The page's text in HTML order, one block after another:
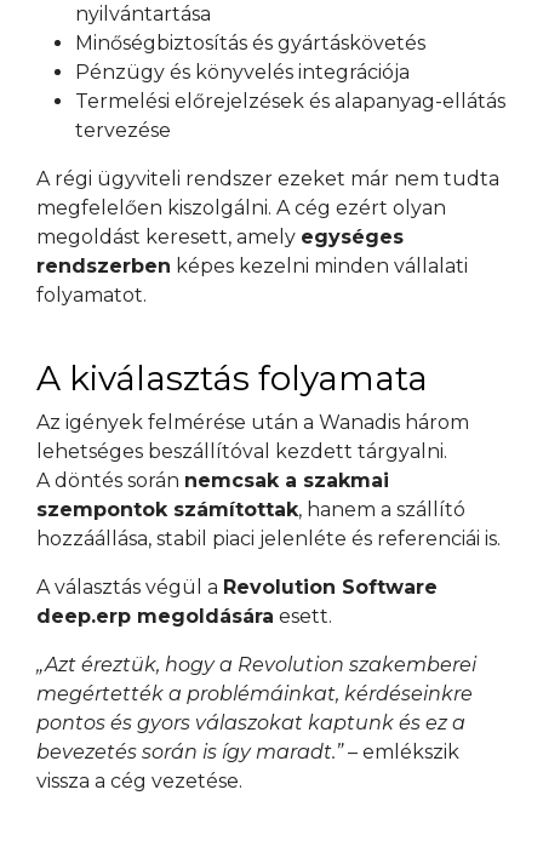
nyilvántartása
Minőségbiztosítás és gyártáskövetés
Pénzügy és könyvelés integrációja
Termelési előrejelzések és alapanyag-ellátás
tervezése
A régi ügyviteli rendszer ezeket már nem tudta
megfelelően kiszolgálni. A cég ezért olyan
megoldást keresett, amely egységes
rendszerben képes kezelni minden vállalati
folyamatot.
A kiválasztás folyamata
Az igények felmérése után a Wanadis három
lehetséges beszállítóval kezdett tárgyalni.
A döntés során nemcsak a szakmai
szempontok számítottak, hanem a szállító
hozzáállása, stabil piaci jelenléte és referenciái is.
A választás végül a Revolution Software
deep.erp megoldására esett.
„Azt éreztük, hogy a Revolution szakemberei
megértették a problémáinkat, kérdéseinkre
pontos és gyors válaszokat kaptunk és ez a
bevezetés során is így maradt.”– emlékszik
vissza a cég vezetése.